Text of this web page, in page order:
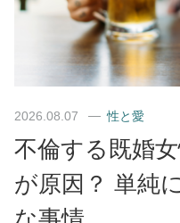
2026.08.07 性と愛
不倫する既婚
が原因？ 単純